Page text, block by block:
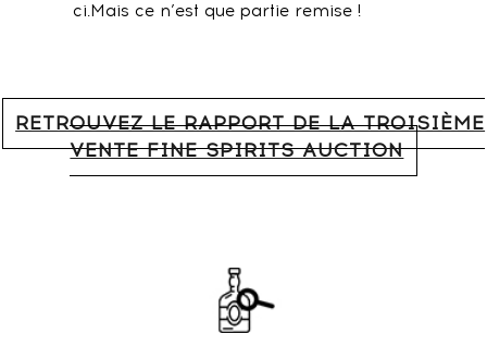
ci.Mais ce n’est que partie remise !
RETROUVEZ LE RAPPORT DE LA TROISIÈME
VENTE FINE SPIRITS AUCTION